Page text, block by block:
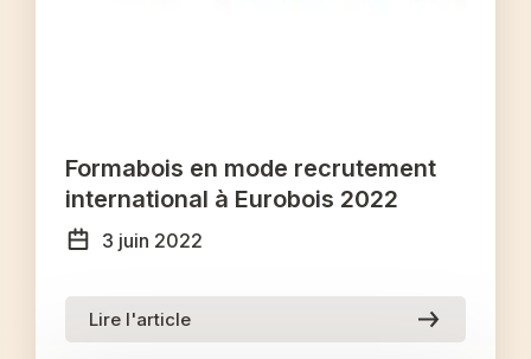
Formabois en mode recrutement
international à Eurobois 2022
3 juin 2022
Lire l'article